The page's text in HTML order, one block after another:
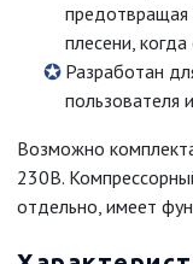
предотвращая
плесени,
Разработан
пользователя
Возможно
230В.
отдельно, имеет